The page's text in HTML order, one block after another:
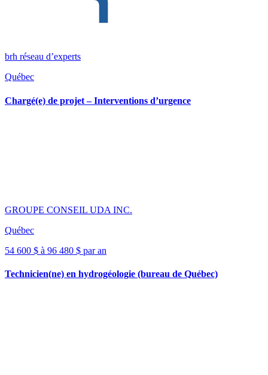
brh réseau d’experts
Québec
Chargé(e) de projet – Interventions d’urgence
GROUPE CONSEIL UDA INC.
Québec
54 600 $ à 96 480 $ par an
Technicien(ne) en hydrogéologie (bureau de Québec)